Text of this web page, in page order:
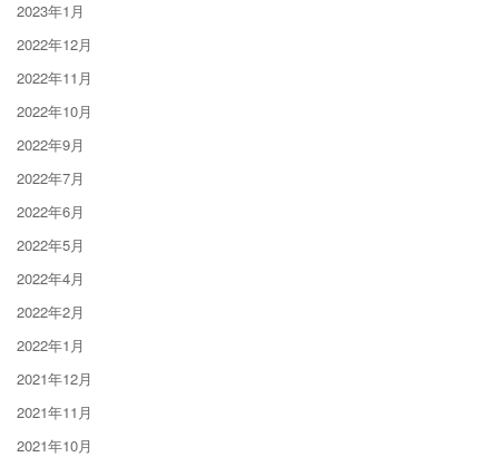
2023年1月
2022年12月
2022年11月
2022年10月
2022年9月
2022年7月
2022年6月
2022年5月
2022年4月
2022年2月
2022年1月
2021年12月
2021年11月
2021年10月